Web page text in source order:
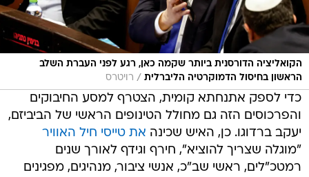
הקואליציה הדורסנית ביותר שקמה כאן, רגע לפני העברת השלב
הראשון בחיסול הדמוקרטיה הליברלית / רויטרס
כדי לספק אתנחתא קומית, הצטרף למסע החיבוקים
והפרכוסים הזה גם מחולל הטינופים הראשי של הביביזם,
יעקב ברדוגו. כן, האיש שכינה את טייסי חיל האוויר
"מוגלה שצריך להוציא", חירף וגידף לאורך שנים
רמטכ"לים, ראשי שב"כ, אנשי ציבור, מנהיגים, מפגינים